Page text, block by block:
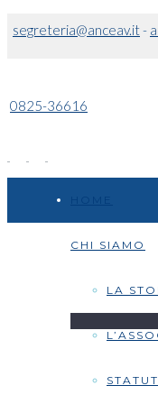
segreteria@anceav.it-
0825-36616
CHI SIAMO
LA